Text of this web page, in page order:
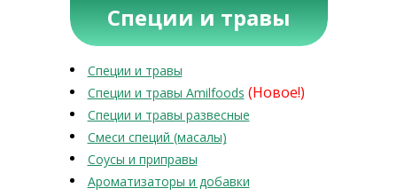
Специи и травы
Специи и травы
Специи и травы Amilfoods (Новое!)
Специи и травы развесные
Смеси специй (масалы)
Соусы и приправы
Ароматизаторы и добавки